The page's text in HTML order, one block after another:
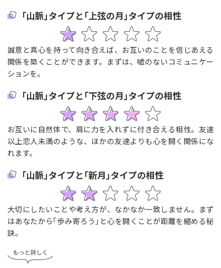
｢山脈｣タイプと｢上弦の月｣タイプの相性
誠意と真心を持って向き合えば、お互いのことを信じあえる
関係を築くことができます。まずは、嘘のないコミュニケー
ションを。
｢山脈｣タイプと｢下弦の月｣タイプの相性
お互いに自然体で、肩に力を入れずに付き合える相性。友達
以上恋人未満のような、ほかの友達よりも心を開く関係にな
れます。
｢山脈｣タイプと｢新月｣タイプの相性
大切にしたいことや考え方が、なかなか一致しません。まず
はあなたから｢歩み寄ろう｣と心を開くことが距離を縮める秘
訣。